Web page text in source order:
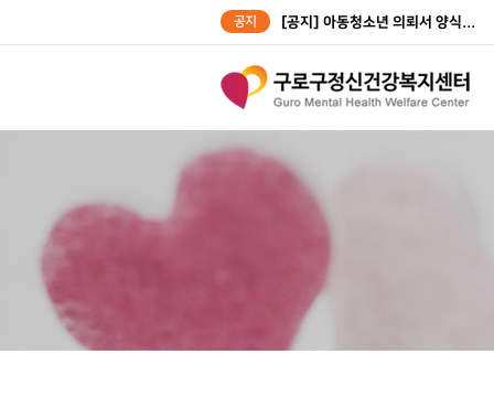
공지 [공지] 아동청소년 의뢰서 양식...